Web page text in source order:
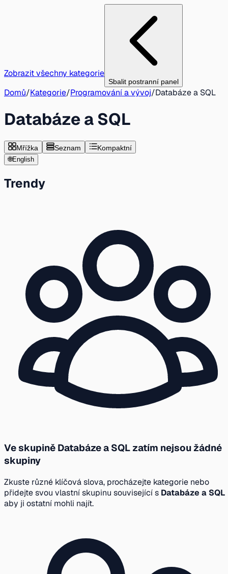
Zobrazit všechny kategorie
Sbalit postranní panel
Domů/Kategorie/Programování a vývoj/Databáze a SQL
Databáze a SQL
Mřížka Seznam Kompaktní
🌐English
Trendy
Ve skupině Databáze a SQL zatím nejsou žádné
skupiny
Zkuste různé klíčová slova, procházejte kategorie nebo
přidejte svou vlastní skupinu související s Databáze a SQL
aby ji ostatní mohli najít.